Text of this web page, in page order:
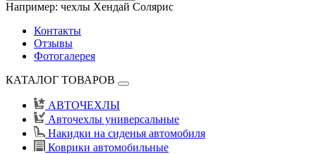
Например: чехлы Хендай Солярис
Контакты
Отзывы
Фотогалерея
КАТАЛОГ ТОВАРОВ
АВТОЧЕХЛЫ
Авточехлы универсальные
Накидки на сиденья автомобиля
Коврики автомобильные